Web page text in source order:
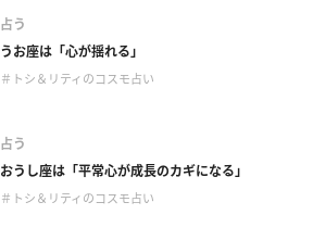
占う
うお座は「心が揺れる」
＃トシ＆リティのコスモ占い
占う
おうし座は「平常心が成長のカギになる」
＃トシ＆リティのコスモ占い